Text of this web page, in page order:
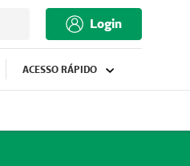
Login
ACESSO RÁPIDO